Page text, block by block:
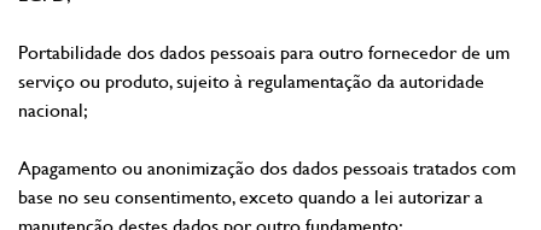
Portabilidade dos dados pessoais para outro fornecedor de um
serviço ou produto, sujeito à regulamentação da autoridade
nacional;
Apagamento ou anonimização dos dados pessoais tratados com
base no seu consentimento, exceto quando a lei autorizar a